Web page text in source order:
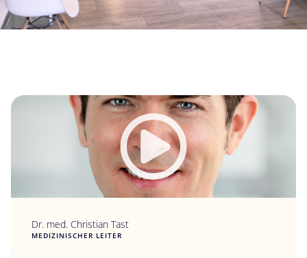
Dr. med. Christian Tast
MEDIZINISCHER LEITER